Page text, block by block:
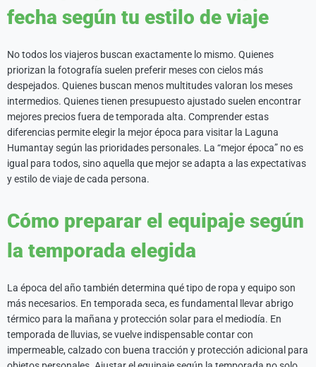
fecha según tu estilo de viaje
No todos los viajeros buscan exactamente lo mismo. Quienes
priorizan la fotografía suelen preferir meses con cielos más
despejados. Quienes buscan menos multitudes valoran los meses
intermedios. Quienes tienen presupuesto ajustado suelen encontrar
mejores precios fuera de temporada alta. Comprender estas
diferencias permite elegir la mejor época para visitar la Laguna
Humantay según las prioridades personales. La “mejor época” no es
igual para todos, sino aquella que mejor se adapta a las expectativas
y estilo de viaje de cada persona.
Cómo preparar el equipaje según
la temporada elegida
La época del año también determina qué tipo de ropa y equipo son
más necesarios. En temporada seca, es fundamental llevar abrigo
térmico para la mañana y protección solar para el mediodía. En
temporada de lluvias, se vuelve indispensable contar con
impermeable, calzado con buena tracción y protección adicional para